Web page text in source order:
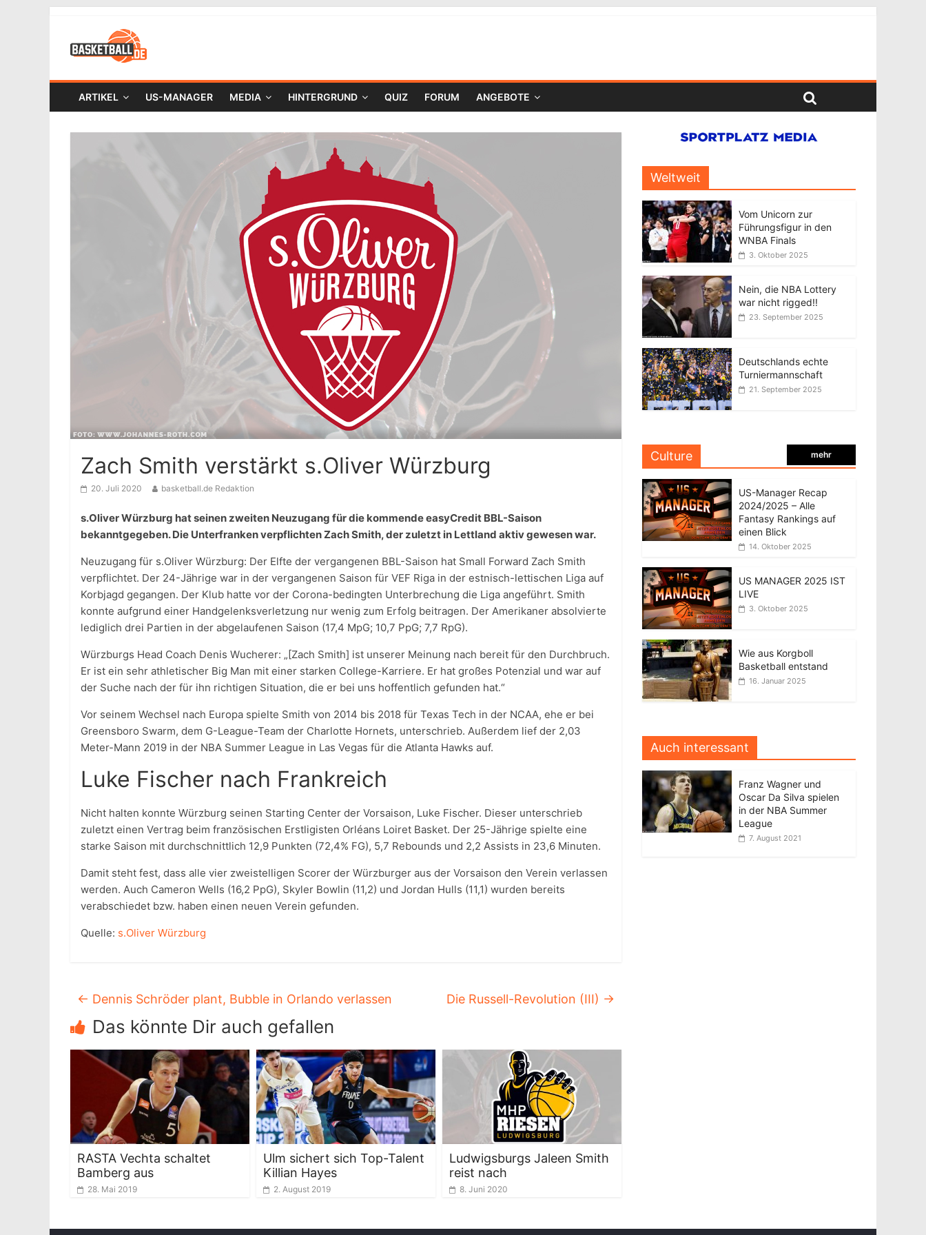
ARTIKEL US-MANAGER MEDIA HINTERGRUND QUIZ FORUM ANGEBOTE
Zach Smith verstärkt s.Oliver Würzburg
20. Juli 2020 basketball.de Redaktion
s.Oliver Würzburg hat seinen zweiten Neuzugang für die kommende easyCredit BBL-Saison
bekanntgegeben. Die Unterfranken verpflichten Zach Smith, der zuletzt in Lettland aktiv gewesen war.
Neuzugang für s.Oliver Würzburg: Der Elfte der vergangenen BBL-Saison hat Small Forward Zach Smith
verpflichtet. Der 24-Jährige war in der vergangenen Saison für VEF Riga in der estnisch-lettischen Liga auf
Korbjagd gegangen. Der Klub hatte vor der Corona-bedingten Unterbrechung die Liga angeführt. Smith
konnte aufgrund einer Handgelenksverletzung nur wenig zum Erfolg beitragen. Der Amerikaner absolvierte
lediglich drei Partien in der abgelaufenen Saison (17,4 MpG; 10,7 PpG; 7,7 RpG).
Würzburgs Head Coach Denis Wucherer: „[Zach Smith] ist unserer Meinung nach bereit für den Durchbruch.
Er ist ein sehr athletischer Big Man mit einer starken College-Karriere. Er hat großes Potenzial und war auf
der Suche nach der für ihn richtigen Situation, die er bei uns hoffentlich gefunden hat.“
Vor seinem Wechsel nach Europa spielte Smith von 2014 bis 2018 für Texas Tech in der NCAA, ehe er bei
Greensboro Swarm, dem G-League-Team der Charlotte Hornets, unterschrieb. Außerdem lief der 2,03
Meter-Mann 2019 in der NBA Summer League in Las Vegas für die Atlanta Hawks auf.
Luke Fischer nach Frankreich
Nicht halten konnte Würzburg seinen Starting Center der Vorsaison, Luke Fischer. Dieser unterschrieb
zuletzt einen Vertrag beim französischen Erstligisten Orléans Loiret Basket. Der 25-Jährige spielte eine
starke Saison mit durchschnittlich 12,9 Punkten (72,4% FG), 5,7 Rebounds und 2,2 Assists in 23,6 Minuten.
Damit steht fest, dass alle vier zweistelligen Scorer der Würzburger aus der Vorsaison den Verein verlassen
werden. Auch Cameron Wells (16,2 PpG), Skyler Bowlin (11,2) und Jordan Hulls (11,1) wurden bereits
verabschiedet bzw. haben einen neuen Verein gefunden.
Quelle: s.Oliver Würzburg
← Dennis Schröder plant, Bubble in Orlando verlassen Die Russell-Revolution (III) →
Das könnte Dir auch gefallen
RASTA Vechta schaltet
Bamberg aus
28. Mai 2019
Ulm sichert sich Top-Talent
Killian Hayes
2. August 2019
Ludwigsburgs Jaleen Smith
reist nach
8. Juni 2020
Weltweit
Vom Unicorn zur
Führungsfigur in den
WNBA Finals
3. Oktober 2025
Nein, die NBA Lottery
war nicht rigged!!
23. September 2025
Deutschlands echte
Turniermannschaft
21. September 2025
Culture mehr
US-Manager Recap
2024/2025 – Alle
Fantasy Rankings auf
einen Blick
14. Oktober 2025
US MANAGER 2025 IST
LIVE
3. Oktober 2025
Wie aus Korgboll
Basketball entstand
16. Januar 2025
Auch interessant
Franz Wagner und
Oscar Da Silva spielen
in der NBA Summer
League
7. August 2021